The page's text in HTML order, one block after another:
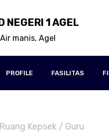
NEGERI 1 AGEL
manis, Agel
PROFILE FASILITAS
Ruang Kepsek / Guru